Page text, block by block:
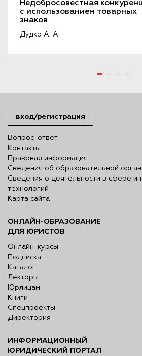
Недобросовестная
с использованием товарных
знаков
Дудко А. А.
вход/регистрация
Вопрос-ответ
Контакты
Правовая информация
Сведения об образовательной
Сведения о деятельности в сфере
технологий
Карта сайта
ОНЛАЙН-ОБРАЗОВАНИЕ
ДЛЯ ЮРИСТОВ
Онлайн-курсы
Подписка
Каталог
Лекторы
Юрлицам
Книги
Спецпроекты
Директория
ИНФОРМАЦИОННЫЙ
ЮРИДИЧЕСКИЙ ПОРТАЛ